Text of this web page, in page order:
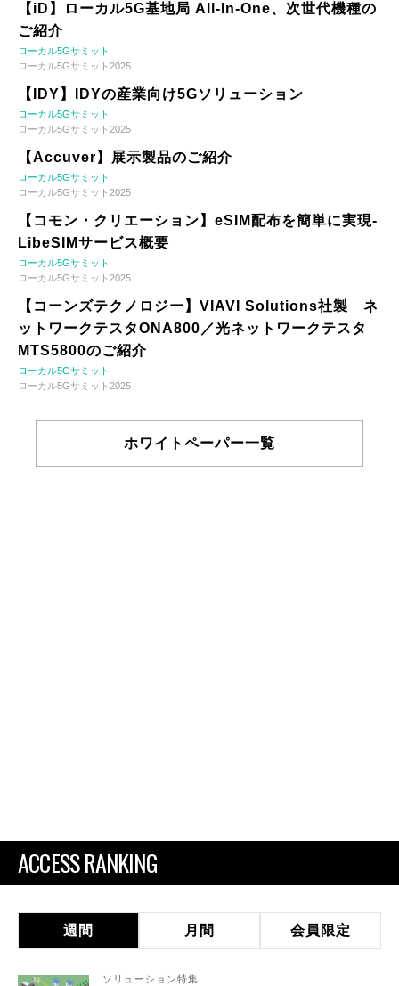
【iD】ローカル5G基地局 All-In-One、次世代機種の
ご紹介
ローカル5Gサミット
ローカル5Gサミット2025
【IDY】IDYの産業向け5Gソリューション
ローカル5Gサミット
ローカル5Gサミット2025
【Accuver】展示製品のご紹介
ローカル5Gサミット
ローカル5Gサミット2025
【コモン・クリエーション】eSIM配布を簡単に実現-
LibeSIMサービス概要
ローカル5Gサミット
ローカル5Gサミット2025
【コーンズテクノロジー】VIAVI Solutions社製 ネ
ットワークテスタONA800／光ネットワークテスタ
MTS5800のご紹介
ローカル5Gサミット
ローカル5Gサミット2025
ホワイトペーパー一覧
ACCESS RANKING
週間 月間 会員限定
ソリューション特集